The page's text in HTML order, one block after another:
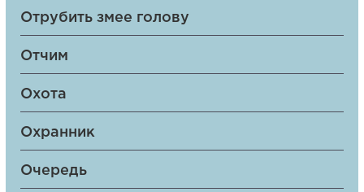
Отрубить змее голову
Отчим
Охота
Охранник
Очередь